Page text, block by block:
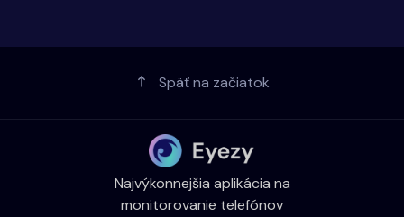
Späť na začiatok
Najvýkonnejšia aplikácia na
monitorovanie telefónov